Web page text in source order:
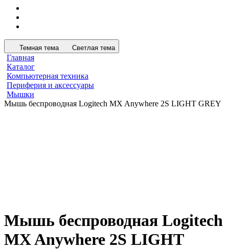
Темная тема Светлая тема
Главная
Каталог
Компьютерная техника
Периферия и аксессуары
Мышки
Мышь беспроводная Logitech MX Anywhere 2S LIGHT GREY
Мышь беспроводная Logitech
MX Anywhere 2S LIGHT